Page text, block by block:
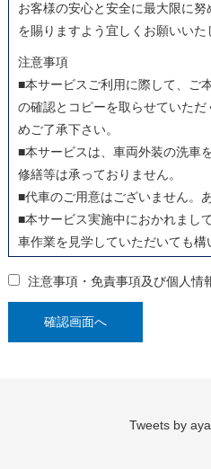
お客様の安心と安全に最大限に
を賜りますよう宜しくお願いいた
注意事項
■本サービスご利用に際して、ご
の確認とコピーを取らせていた
めご了承下さい。
■本サービスは、車両外装の洗車
修繕等は承っておりません。
■代車のご用意はございません。
■本サービス実施中におかれまし
車作業を見学していただいても
■お手荷物や貴重品等の管理につ
■洗車開始前に、作業終了の目安
とコピーを取らせていただきま
注意事項・免責事項及び個人情
Tweets by